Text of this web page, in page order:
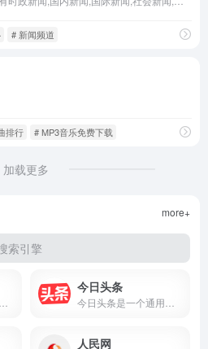
# 新闻频道
排行 # MP3音乐免费下载
加载更多
索引擎
more+
今日头条
人民网